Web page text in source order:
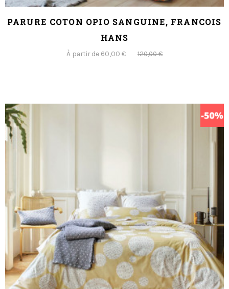
PARURE COTON OPIO SANGUINE, FRANCOIS
HANS
À partir de 60,00 € 120,00 €